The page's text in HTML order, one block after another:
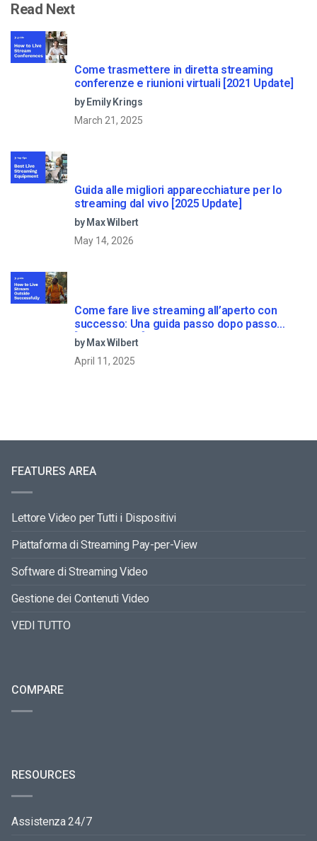
Read Next
Come trasmettere in diretta streaming
conferenze e riunioni virtuali [2021 Update]
by Emily Krings
March 21, 2025
Guida alle migliori apparecchiature per lo
streaming dal vivo [2025 Update]
by Max Wilbert
May 14, 2026
Come fare live streaming all’aperto con
successo: Una guida passo dopo passo
[2021 Update]
by Max Wilbert
April 11, 2025
FEATURES AREA
Lettore Video per Tutti i Dispositivi
Piattaforma di Streaming Pay-per-View
Software di Streaming Video
Gestione dei Contenuti Video
VEDI TUTTO
COMPARE
RESOURCES
Assistenza 24/7